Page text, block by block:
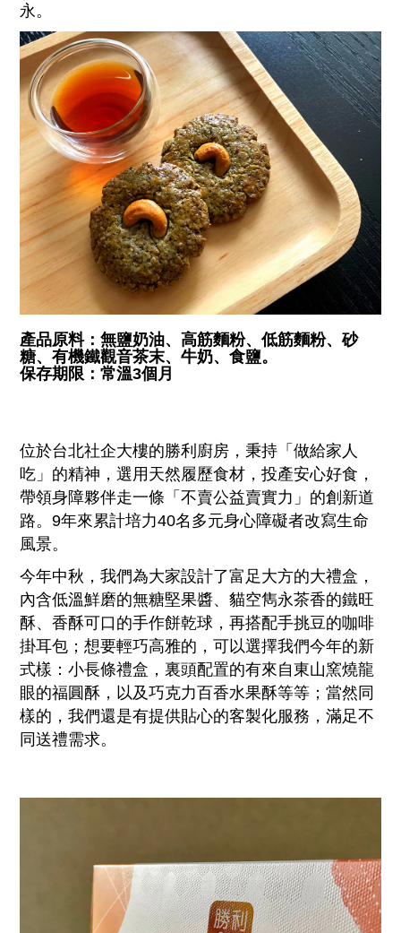
永。
產品原料： 無鹽奶油、高筋麵粉、低筋麵粉、砂
糖、有機鐵觀音茶末、牛奶、食鹽。
保存期限：常溫3個月
位於台北社企大樓的勝利廚房，秉持「做給家人
吃」的精神，選用天然履歷食材，投產安心好食，
帶領身障夥伴走一條「不賣公益賣實力」的創新道
路。9年來累計培力40名多元身心障礙者改寫生命
風景。
今年中秋，我們為大家設計了富足大方的大禮盒，
內含低溫鮮磨的無糖堅果醬、貓空雋永茶香的鐵旺
酥、香酥可口的手作餅乾球，再搭配手挑豆的咖啡
掛耳包；想要輕巧高雅的，可以選擇我們今年的新
式樣：小長條禮盒，裏頭配置的有來自東山窯燒龍
眼的福圓酥，以及巧克力百香水果酥等等；當然同
樣的，我們還是有提供貼心的客製化服務，滿足不
同送禮需求。